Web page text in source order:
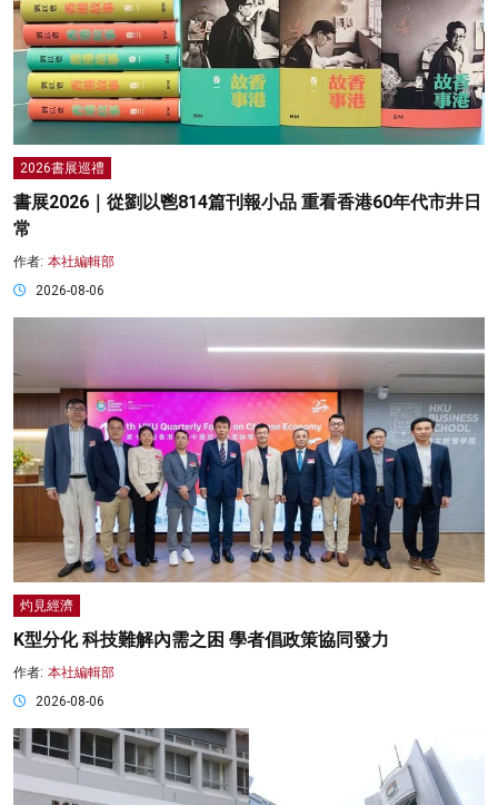
2026書展巡禮
書展2026｜從劉以鬯814篇刊報小品 重看香港60年代市井日
常
作者: 本社編輯部
2026-08-06
灼見經濟
K型分化 科技難解內需之困 學者倡政策協同發力
作者: 本社編輯部
2026-08-06